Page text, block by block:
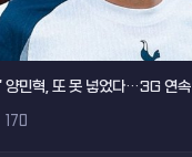
양민혁, 또 못 넣었다…3G 연
170